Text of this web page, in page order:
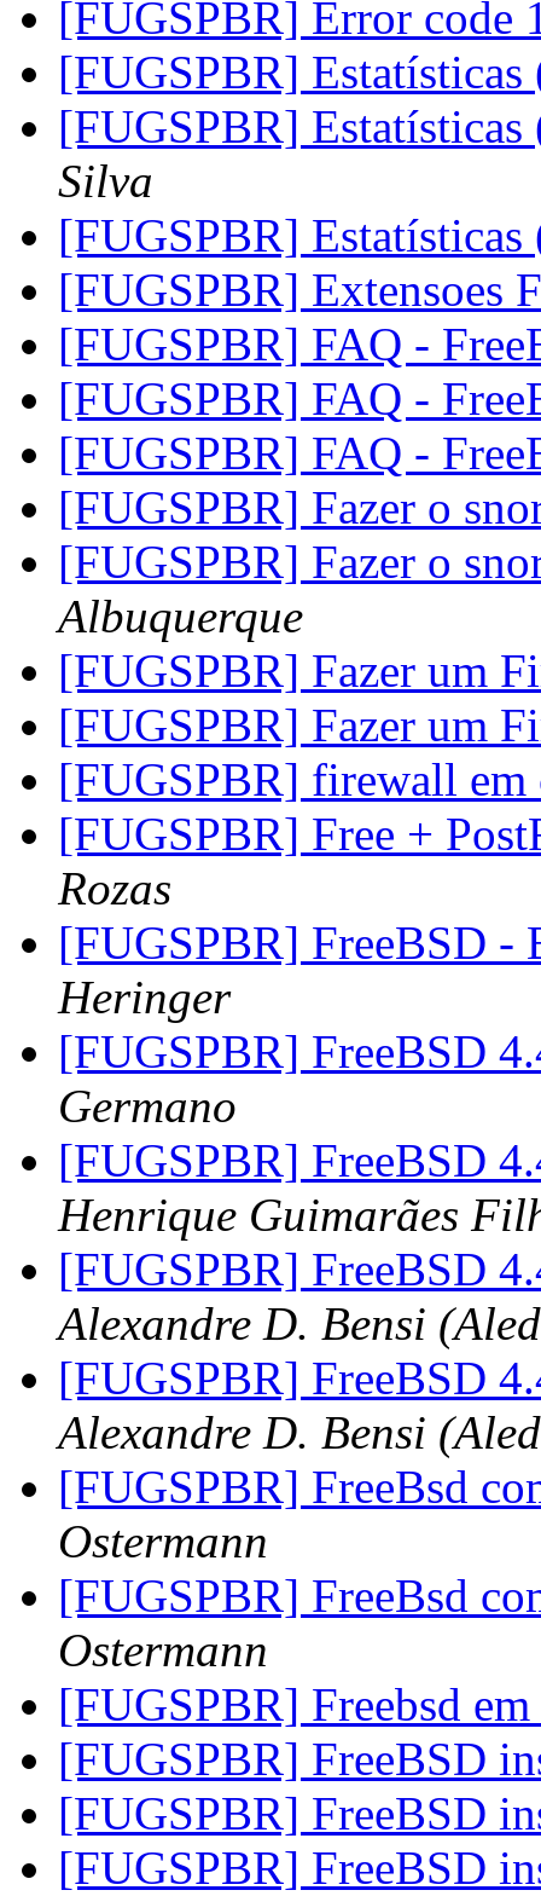
[FUGSPBR] Error code
[FUGSPBR]
[FUGSPBR]
Silva
[FUGSPBR]
[FUGSPBR] Extensoes
[FUGSPBR] FAQ -
[FUGSPBR] FAQ -
[FUGSPBR] FAQ -
[FUGSPBR] Fazer o
[FUGSPBR] Fazer o
Albuquerque
[FUGSPBR] Fazer um
[FUGSPBR] Fazer um
[FUGSPBR] firewall
[FUGSPBR] Free +
Rozas
[FUGSPBR] FreeBSD -
Heringer
[FUGSPBR] FreeBSD
Germano
[FUGSPBR] FreeBSD
Henrique Guimarães
[FUGSPBR] FreeBSD
Alexandre D. Bensi
[FUGSPBR] FreeBSD
Alexandre D. Bensi
[FUGSPBR] FreeBsd
Ostermann
[FUGSPBR] FreeBsd
Ostermann
[FUGSPBR] Freebsd
[FUGSPBR] FreeBSD
[FUGSPBR] FreeBSD
[FUGSPBR] FreeBSD